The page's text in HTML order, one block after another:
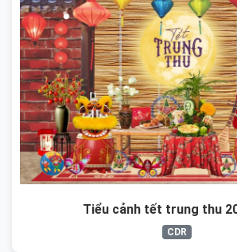
Tiểu cảnh tết trung thu
CDR